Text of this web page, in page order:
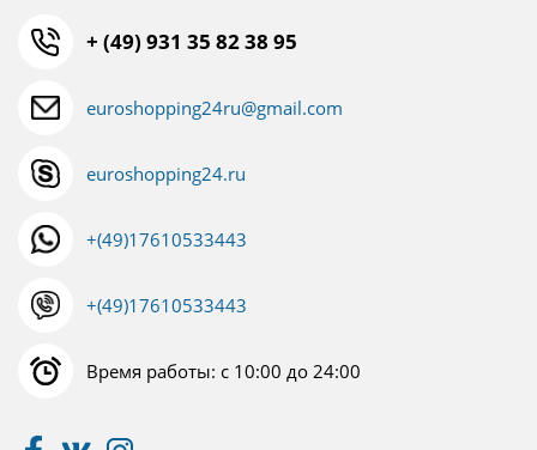
+ (49) 931 35 82 38 95
euroshopping24ru@gmail.com
euroshopping24.ru
+(49)17610533443
+(49)17610533443
Время работы: с 10:00 до 24:00